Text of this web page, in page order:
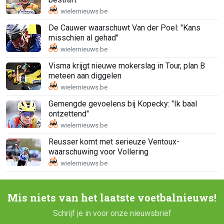
De Cauwer waarschuwt Van der Poel: "Kans
misschien al gehad"
Visma krijgt nieuwe mokerslag in Tour, plan B
meteen aan diggelen
Gemengde gevoelens bij Kopecky: "Ik baal
ontzettend"
Reusser komt met serieuze Ventoux-
waarschuwing voor Vollering
Mis niets van het laatste voetbalnieuws!
Schrijf je in voor onze nieuwsbrief